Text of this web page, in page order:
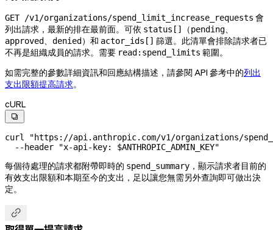
GET /v1/organizations/spend_limit_increase_requests 會
列出請求，最新的排在最前面。可依 status[] （pending、
approved、 denied ）和 actor_ids[] 篩選。此清單會排除請求者已
不再是組織成員的請求。需要 read:spend_limits 範圍。
如需完整的參數詳細資訊和回應結構描述，請參閱 API 參考中的列出
支出限額提高請求。
cURL

curl
"https://api.anthropic.com/v1/organizations/
  --header
"x-api-key: $ANTHROPIC_ADMIN_KEY"
每個待處理的請求都附帶即時的 spend_summary ，顯示請求者目前的
有效支出限額和本期至今的支出，足以讓您無需另外查詢即可做出決
定。
